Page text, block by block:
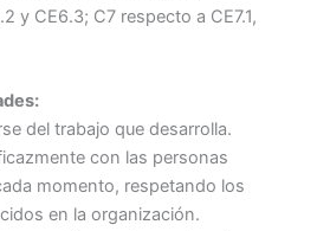
y CE6.3; C7 respecto a CE7.1,
del trabajo que desarrolla.
con las personas
momento, respetando los
en la organización.